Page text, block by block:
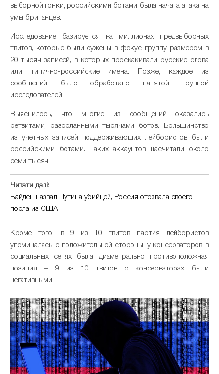
выборной гонки, российскими ботами была начата атака на
умы британцев.
Исследование базируется на миллионах предвыборных
твитов, которые были сужены в фокус-группу размером в
20 тысяч записей, в которых проскакивали русские слова
или типично-российские имена. Позже, каждое из
сообщений было обработано нанятой группой
исследователей.
Выяснилось, что многие из сообщений оказались
ретвитами, разосланными тысячами ботов. Большинство
из учетных записей поддерживающих лейбористов были
российскими ботами. Таких аккаунтов насчитали около
семи тысяч.
Читати далі:
Байден назвал Путина убийцей, Россия отозвала своего
посла из США
Кроме того, в 9 из 10 твитов партия лейбористов
упоминалась с положительной стороны, у консерваторов в
социальных сетях была диаметрально противоположная
позиция – 9 из 10 твитов о консерваторах были
негативными.